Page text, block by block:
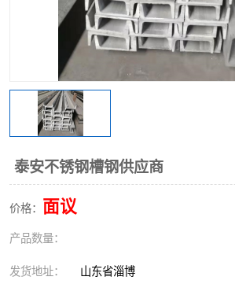
泰安不锈钢槽钢供应商
价格： 面议
产品数量：
发货地址： 山东省淄博